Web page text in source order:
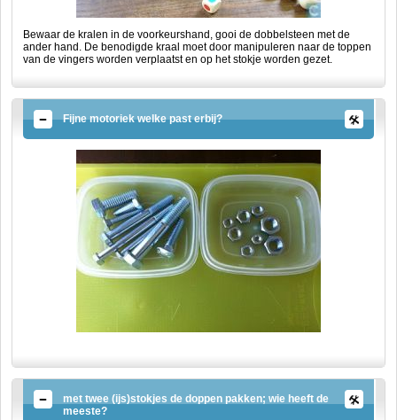
Bewaar de kralen in de voorkeurshand, gooi de dobbelsteen met de
ander hand. De benodigde kraal moet door manipuleren naar de toppen
van de vingers worden verplaatst en op het stokje worden gezet.
Fijne motoriek welke past erbij?
met twee (ijs)stokjes de doppen pakken; wie heeft de
meeste?